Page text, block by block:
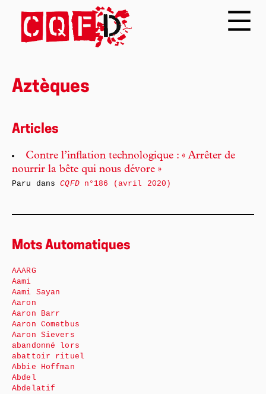
Aztèques
Articles
Contre l’inflation technologique : « Arrêter de
nourrir la bête qui nous dévore »
Paru dansCQFDn°186 (avril 2020)
Mots Automatiques
AAARG
Aami
Aami Sayan
Aaron
Aaron Barr
Aaron Cometbus
Aaron Sievers
abandonné lors
abattoir rituel
Abbie Hoffman
Abdel
Abdelatif